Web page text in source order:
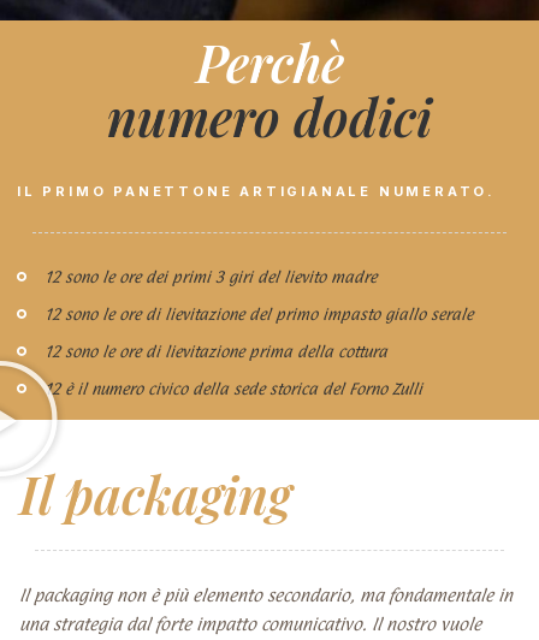
Perchè
numero dodici
IL PRIMO PANETTONE ARTIGIANALE NUMERATO.
12 sono le ore dei primi 3 giri del lievito madre
12 sono le ore di lievitazione del primo impasto giallo serale
12 sono le ore di lievitazione prima della cottura
12 è il numero civico della sede storica del Forno Zulli
Il packaging
Il packaging non è più elemento secondario, ma fondamentale in
una strategia dal forte impatto comunicativo. Il nostro vuole